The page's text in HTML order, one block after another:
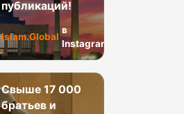
публикаций!
Islam.Global
в
Instagram
Свыше 17 000
братьев и